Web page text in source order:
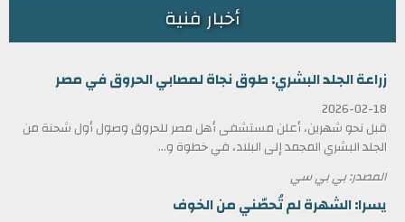
أخبار فنية
زراعة الجلد البشري: طوق نجاة لمصابي الحروق في مصر
2026-02-18
قبل نحو شهرين، أعلن مستشفى أهل مصر للحروق وصول أول شحنة من
الجلد البشري المجمد إلى البلاد، في خطوة و...
المصدر: بي بي سي
يسرا: الشهرة لم تُحصّني من الخوف